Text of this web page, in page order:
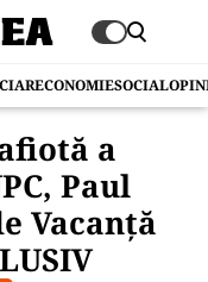
ECONOMIESOCIAL
a
Paul
Vacanță